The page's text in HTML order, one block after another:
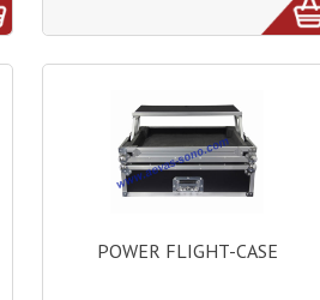
POWER FLIGHT-CASE